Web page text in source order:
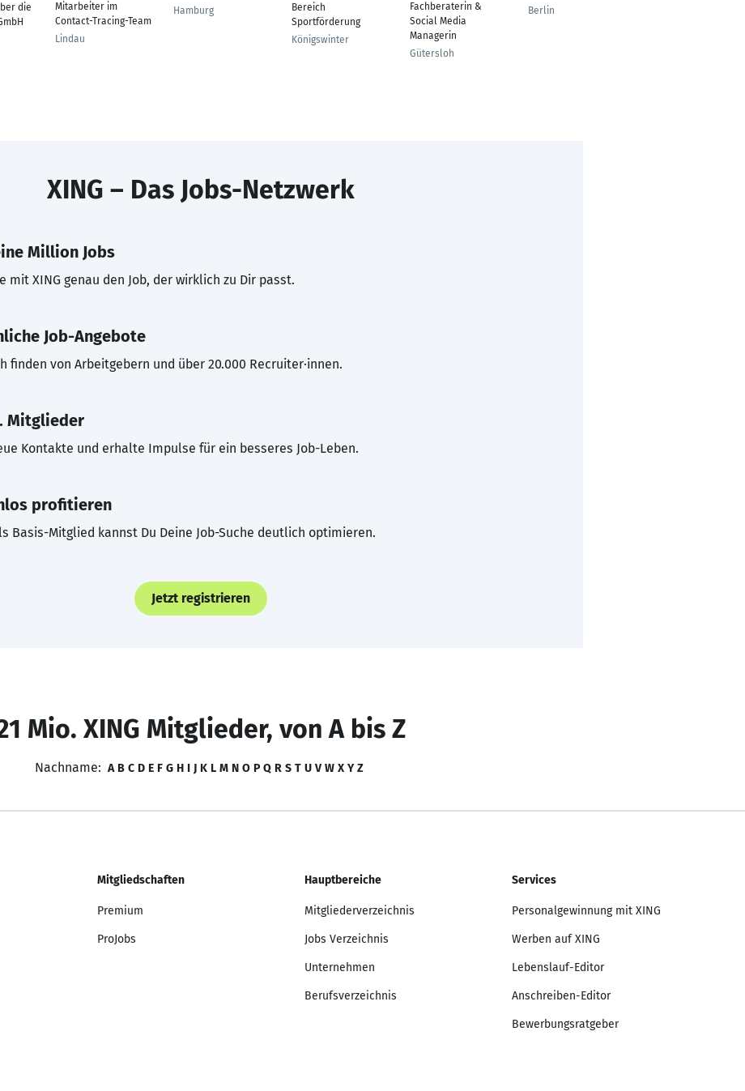
die
Mitarbeiter im
Contact-Tracing-Team
Lindau
Hamburg
Bereich
Sportförderung
Königswinter
Fachberaterin &
Social Media
Managerin
Gütersloh
Berlin
XING – Das Jobs-Netzwerk
Million Jobs
mit XING genau den Job, der wirklich zu Dir passt.
Job-Angebote
finden von Arbeitgebern und über 20.000 Recruiter·innen.
Mitglieder
Kontakte und erhalte Impulse für ein besseres Job-Leben.
profitieren
Basis-Mitglied kannst Du Deine Job-Suche deutlich optimieren.
Jetzt registrieren
Mio. XING Mitglieder, von A bis Z
Nachname: A B C D E F G H I J K L M N O P Q R S T U V W X Y Z
Mitgliedschaften
Premium
ProJobs
Hauptbereiche
Mitgliederverzeichnis
Jobs Verzeichnis
Unternehmen
Berufsverzeichnis
Services
Personalgewinnung mit XING
Werben auf XING
Lebenslauf-Editor
Anschreiben-Editor
Bewerbungsratgeber